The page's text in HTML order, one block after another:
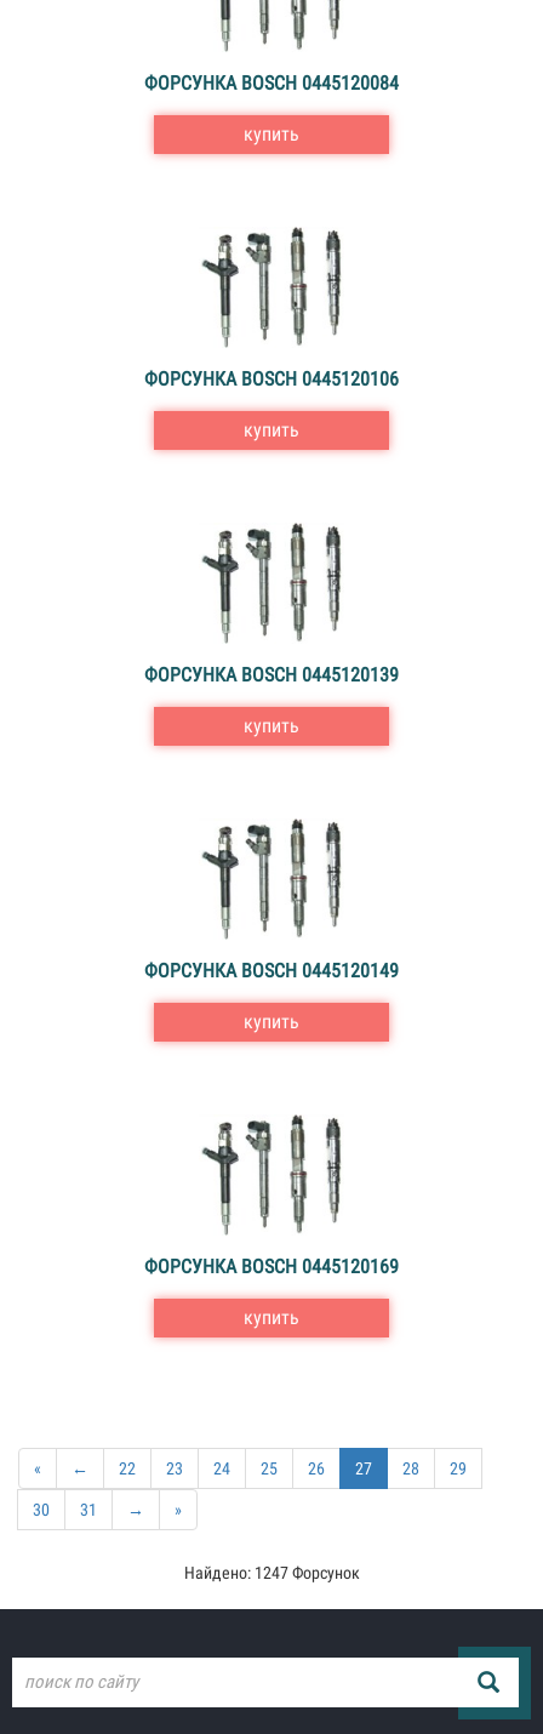
ФОРСУНКА BOSCH 0445120084
купить
ФОРСУНКА BOSCH 0445120106
купить
ФОРСУНКА BOSCH 0445120139
купить
ФОРСУНКА BOSCH 0445120149
купить
ФОРСУНКА BOSCH 0445120169
купить
« ← 22 23 24 25 26 27 28 29
30 31 → »
Найдено: 1247 Форсунок